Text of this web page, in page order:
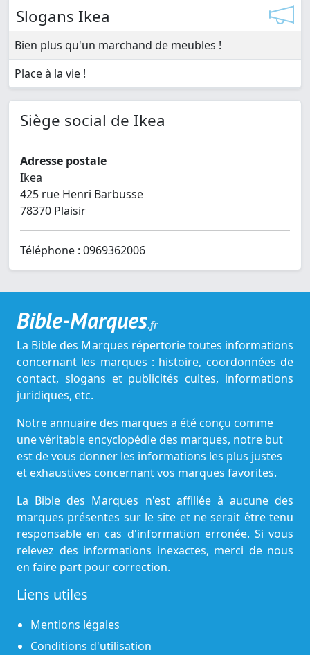
Slogans Ikea
Bien plus qu'un marchand de meubles !
Place à la vie !
Siège social de Ikea
Adresse postale
Ikea
425 rue Henri Barbusse
78370 Plaisir
Téléphone : 0969362006
Bible-Marques.fr
La Bible des Marques répertorie toutes informations
concernant les marques : histoire, coordonnées de
contact, slogans et publicités cultes, informations
juridiques, etc.
Notre annuaire des marques a été conçu comme
une véritable encyclopédie des marques, notre but
est de vous donner les informations les plus justes
et exhaustives concernant vos marques favorites.
La Bible des Marques n'est affiliée à aucune des
marques présentes sur le site et ne serait être tenu
responsable en cas d'information erronée. Si vous
relevez des informations inexactes, merci de nous
en faire part pour correction.
Liens utiles
Mentions légales
Conditions d'utilisation